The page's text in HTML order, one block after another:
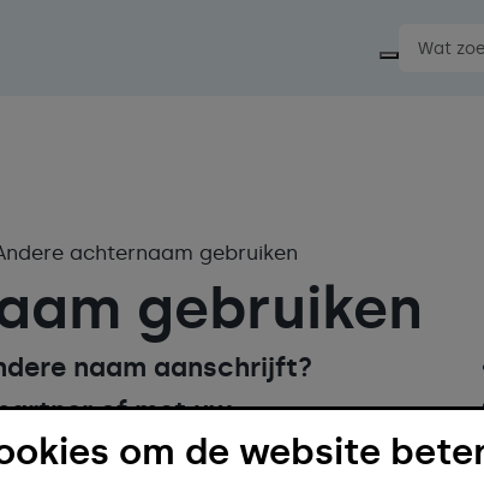
achternaam gebruiken
gebruiken
naam aanschrijft?
of met uw
bij de gemeente.
om de website